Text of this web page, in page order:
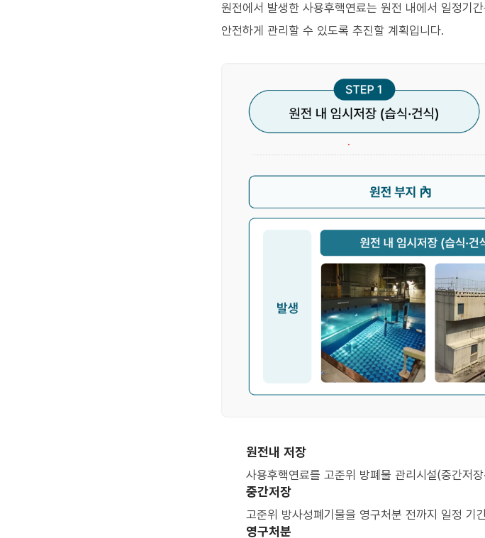
원전에서 발생한 사용후핵연료는 원전 내에서 일정기
안전하게 관리할 수 있도록 추진할 계획입니다.
원전내 저장
사용후핵연료를 고준위 방폐물 관리시설(중간저
중간저장
고준위 방사성폐기물을 영구처분 전까지 일정 기
영구처분